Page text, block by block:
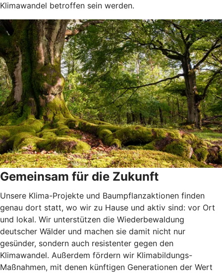
Klimawandel betroffen sein werden.
Gemeinsam für die Zukunft
Unsere Klima-Projekte und Baumpflanzaktionen finden
genau dort statt, wo wir zu Hause und aktiv sind: vor Ort
und lokal. Wir unterstützen die Wiederbewaldung
deutscher Wälder und machen sie damit nicht nur
gesünder, sondern auch resistenter gegen den
Klimawandel. Außerdem fördern wir Klimabildungs-
Maßnahmen, mit denen künftigen Generationen der Wert